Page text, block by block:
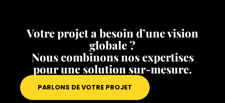
Votre projet a besoin d’une vision
globale ?
Nous combinons nos expertises
pour une solution sur-mesure.
PARLONS DE VOTRE PROJET